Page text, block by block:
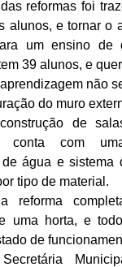
reformas foi
alunos, e tornar o
um ensino de
39 alunos, e
não
do muro
de
conta com
de água e sistema
tipo de material.
reforma
uma horta, e
de